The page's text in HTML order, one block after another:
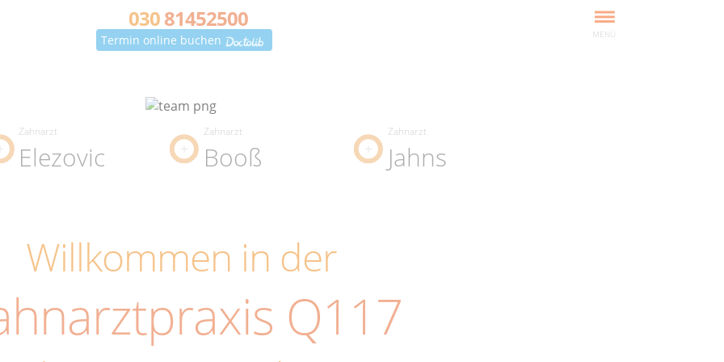
03081452500
MENÜ
Termin online buchen
Zahnarzt
Elezovic
Zahnarzt
Booß
Zahnarzt
Jahns
Willkommen in der
Q117